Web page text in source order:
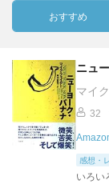
おすすめ
ニュ
マイ
32
感想・
いろい